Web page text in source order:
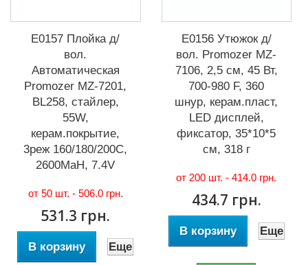
Е0157 Плойка д/
вол.
Автоматическая
Promozer MZ-7201,
BL258, стайлер,
55W,
керам.покрытие,
3реж 160/180/200C,
2600MaH, 7.4V
от 50 шт. - 506.0 грн.
531.3 грн.
В корзину Еще
Е0156 Утюжок д/
вол. Promozer MZ-
7106, 2,5 см, 45 Вт,
700-980 F, 360
шнур, керам.пласт,
LED дисплей,
фиксатор, 35*10*5
см, 318 г
от 200 шт. -414.0 грн.
434.7 грн.
В корзину Еще